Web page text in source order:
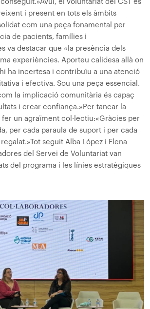
Avui, el voluntariat del CST és
i present en tots els àmbits
com una peça fonamental per
de pacients, famílies i
va destacar que «la presència dels
experiències. Aporteu calidesa allà on
ha incertesa i contribuïu a una atenció
i efectiva. Sou una peça essencial.
la implicació comunitària és capaç
i crear confiança.» Per tancar la
fer un agraïment col·lectiu:«Gràcies per
per cada paraula de suport i per cada
Tot seguit Alba López i Elena
del Servei de Voluntariat van
del programa i les línies estratègiques